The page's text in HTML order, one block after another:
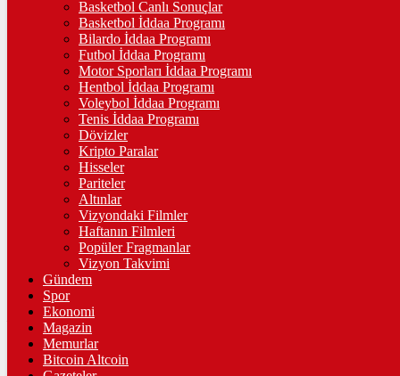
10.869,00%2,22
TAM ALTIN
43.288,00%2,21
%-0,38
%-0,14
LİTECOİN
ETHEREUM
Basketbol Canlı Sonuçlar
Basketbol İddaa Programı
Bilardo İddaa Programı
Futbol İddaa Programı
Motor Sporları İddaa Programı
Hentbol İddaa Programı
Voleybol İddaa Programı
Tenis İddaa Programı
Dövizler
Kripto Paralar
Hisseler
Pariteler
Altınlar
Vizyondaki Filmler
Haftanın Filmleri
Popüler Fragmanlar
Vizyon Takvimi
Gündem
Spor
Ekonomi
Magazin
Memurlar
Bitcoin Altcoin